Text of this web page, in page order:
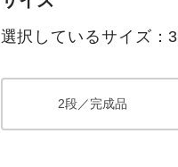
選択しているサイズ：
2段／完成品